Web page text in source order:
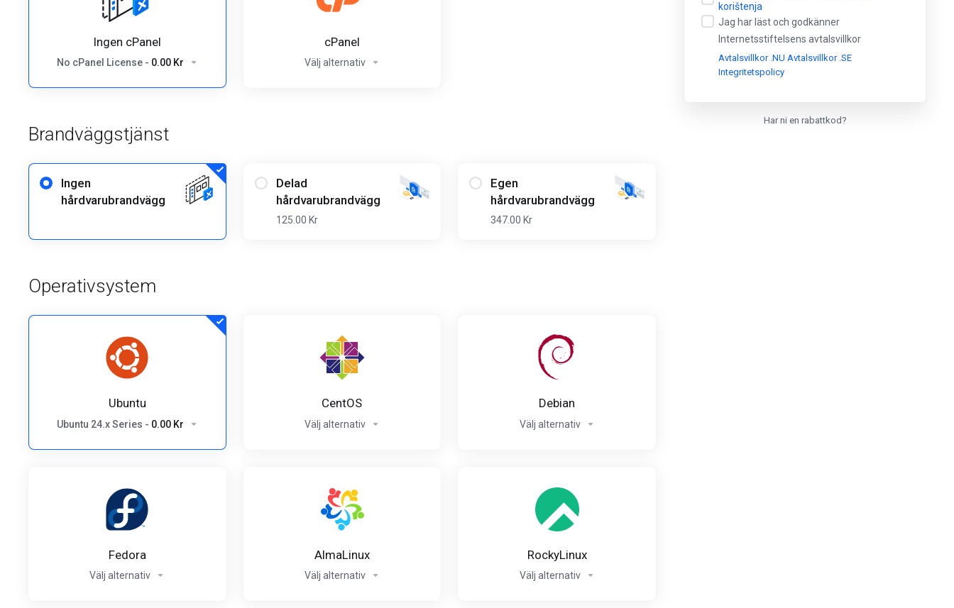
Ingen cPanel
No cPanel License - 0.00 Kr
cPanel
Välj alternativ
Brandväggstjänst
Ingen
hårdvarubrandvägg
Delad
hårdvarubrandvägg
125.00 Kr
Egen
hårdvarubrandvägg
347.00 Kr
Operativsystem
Ubuntu
Ubuntu 24.x Series - 0.00 Kr
CentOS
Välj alternativ
Debian
Välj alternativ
Fedora
Välj alternativ
AlmaLinux
Välj alternativ
RockyLinux
Välj alternativ
korištenja
Jag har läst och godkänner
Internetsstiftelsens avtalsvillkor
Avtalsvillkor .NU Avtalsvillkor .SE
Integritetspolicy
Har ni en rabattkod?